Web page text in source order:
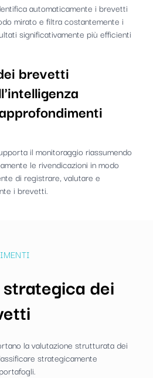
automaticamente i brevetti
mirato e filtra costantemente i
significativamente più efficienti
brevetti
il monitoraggio riassumendo
le rivendicazioni in modo
di registrare, valutare e
i brevetti.
dei
la valutazione strutturata dei
strategicamente